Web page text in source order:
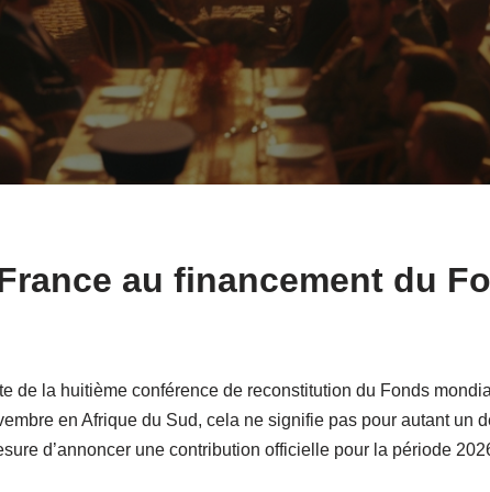
au financement du
de la huitième conférence de reconstitution du Fonds
en Afrique du Sud, cela ne signifie pas pour autant un
d’annoncer une contribution officielle pour la période